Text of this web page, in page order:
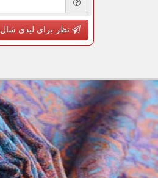
نظر برای لیدی شال